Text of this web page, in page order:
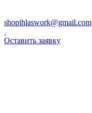
shopihlaswork@gmail.com
Оставить заявку